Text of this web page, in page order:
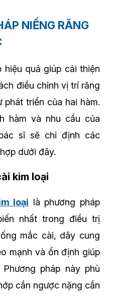
NIỀNG RĂNG
hiệu quả giúp cải thiện
điều chỉnh vị trí răng
triển của hai hàm.
hàm và nhu cầu của
sĩ sẽ chỉ định các
dưới đây.
kim loại
loại là phương pháp
nhất trong điều trị
mắc cài, dây cung
mạnh và ổn định giúp
pháp này phù
cắn ngược nặng cần